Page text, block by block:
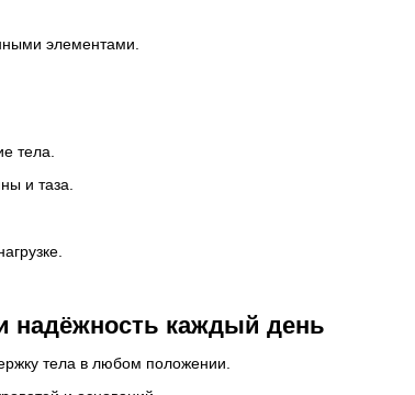
элементами.
тела.
и таза.
надёжность каждый день
тела в любом положении.